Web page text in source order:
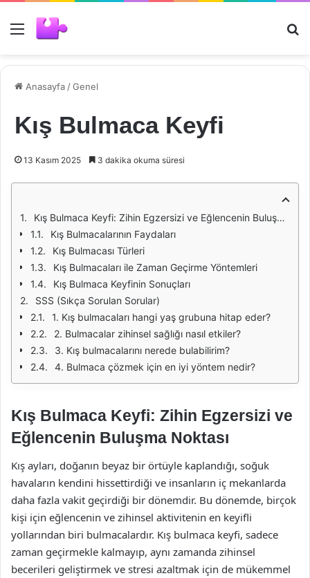
Menü
Anasayfa /Genel
Kış Bulmaca Keyfi
13 Kasım 2025 3 dakika okuma süresi
Kış Bulmaca Keyfi: Zihin Egzersizi ve Eğlencenin Buluşma Noktası
Kış Bulmacalarının Faydaları
Kış Bulmacası Türleri
Kış Bulmacaları ile Zaman Geçirme Yöntemleri
Kış Bulmaca Keyfinin Sonuçları
SSS (Sıkça Sorulan Sorular)
1. Kış bulmacaları hangi yaş grubuna hitap eder?
2. Bulmacalar zihinsel sağlığı nasıl etkiler?
3. Kış bulmacalarını nerede bulabilirim?
4. Bulmaca çözmek için en iyi yöntem nedir?
Kış Bulmaca Keyfi: Zihin Egzersizi ve
Eğlencenin Buluşma Noktası
Kış ayları, doğanın beyaz bir örtüyle kaplandığı, soğuk
havaların kendini hissettirdiği ve insanların iç mekanlarda
daha fazla vakit geçirdiği bir dönemdir. Bu dönemde, birçok
kişi için eğlencenin ve zihinsel aktivitenin en keyifli
yollarından biri bulmacalardır. Kış bulmaca keyfi, sadece
zaman geçirmekle kalmayıp, aynı zamanda zihinsel
becerileri geliştirmek ve stresi azaltmak için de mükemmel